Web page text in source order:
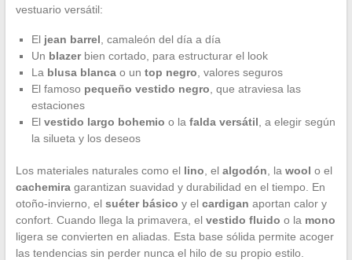
vestuario versátil:
El jean barrel , camaleón del día a día
Un blazerbien cortado, para estructurar el look
La blusa blancao un top negro , valores seguros
El famoso pequeño vestido negro , que atraviesa las
estaciones
El vestido largo bohemio o la falda versátil , a elegir según
la silueta y los deseos
Los materiales naturales como el lino , el algodón , la wool o el
cachemiragarantizan suavidad y durabilidad en el tiempo. En
otoño-invierno, el suéter básico y el cardigan aportan calor y
confort. Cuando llega la primavera, el vestido fluido o la mono
ligera se convierten en aliadas. Esta base sólida permite acoger
las tendencias sin perder nunca el hilo de su propio estilo.